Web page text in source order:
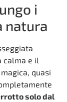
i
natura
calma e il
quasi
solo dal